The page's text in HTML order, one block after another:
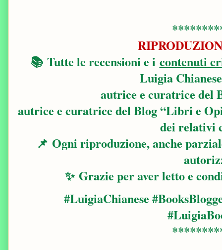
📚Tutte le recensioni e i contenuti
Luigia
autrice e curatrice del
autrice e curatrice del Blog “Libri e
dei relativi
📌 Ogni riproduzione, anche
✨Grazie per aver letto e
#LuigiaChianese